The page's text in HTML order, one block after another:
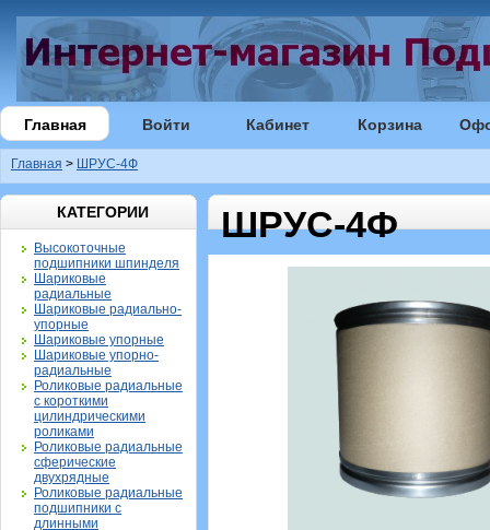
Главная Войти Кабинет Корзина
Главная > ШРУС-4Ф
КАТЕГОРИИ
Высокоточные
подшипники шпинделя
Шариковые
радиальные
Шариковые радиально-
упорные
Шариковые упорные
Шариковые упорно-
радиальные
Роликовые радиальные
с короткими
цилиндрическими
роликами
Роликовые радиальные
сферические
двухрядные
Роликовые радиальные
подшипники с
длинными
ШРУС-4Ф